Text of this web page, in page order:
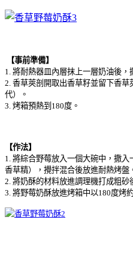
【事前準備】
1. 將耐熱器皿內層抹上一層奶油後，
2. 香草莢剖開取出香草籽並留下香
代）。
3. 烤箱預熱到180度。
【作法】
1. 將綜合野莓放入一個大碗中，撒
香草精），攪拌混合後放進耐熱烤盤
2. 將奶酥的材料放進調理機打成粗砂
3. 將野莓奶酥放進烤箱中以180度烤